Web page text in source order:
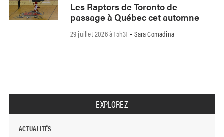
Les Raptors de Toronto de
passage à Québec cet automne
29 juillet 2026 à 15h31 -Sara Comadina
EXPLOREZ
ACTUALITÉS